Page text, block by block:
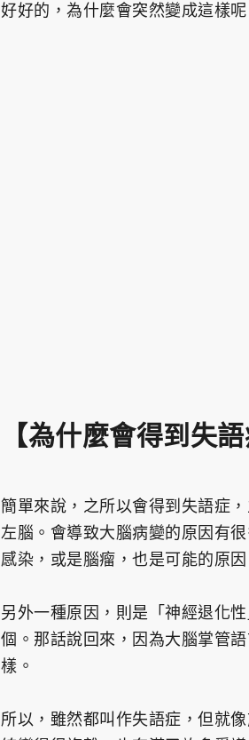
好好的，為什麼會突然變成這樣呢
【為什麼會得到失語
簡單來說，之所以會得到失語症
左腦。會導致大腦病變的原因有
感染，或是腦瘤，也是可能的原因
另外一種原因，則是「神經退化
個。那話說回來，因為大腦掌管
樣。
所以，雖然都叫作失語症，但就